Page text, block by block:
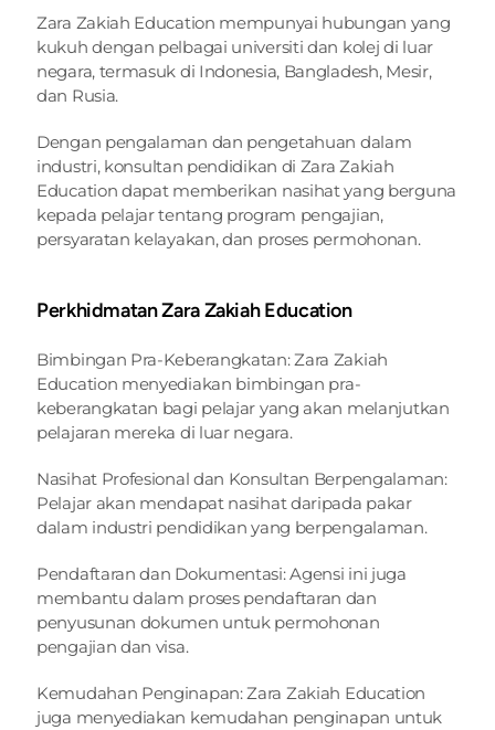
Zara Zakiah Education mempunyai hubungan yang
kukuh dengan pelbagai universiti dan kolej di luar
negara, termasuk di Indonesia, Bangladesh, Mesir,
dan Rusia.
Dengan pengalaman dan pengetahuan dalam
industri, konsultan pendidikan di Zara Zakiah
Education dapat memberikan nasihat yang berguna
kepada pelajar tentang program pengajian,
persyaratan kelayakan, dan proses permohonan.
Perkhidmatan Zara Zakiah Education
Bimbingan Pra-Keberangkatan: Zara Zakiah
Education menyediakan bimbingan pra-
keberangkatan bagi pelajar yang akan melanjutkan
pelajaran mereka di luar negara.
Nasihat Profesional dan Konsultan Berpengalaman:
Pelajar akan mendapat nasihat daripada pakar
dalam industri pendidikan yang berpengalaman.
Pendaftaran dan Dokumentasi: Agensi ini juga
membantu dalam proses pendaftaran dan
penyusunan dokumen untuk permohonan
pengajian dan visa.
Kemudahan Penginapan: Zara Zakiah Education
juga menyediakan kemudahan penginapan untuk